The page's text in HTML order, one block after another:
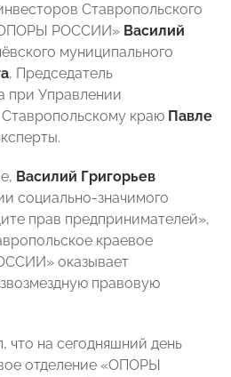
Ставропольского
РОССИИ» Василий
муниципального
, Председатель
при Управлении
краю Павле
Василий Григорьев
социально-значимого
прав предпринимателей»,
краевое
оказывает
правовую
что на сегодняшний день
отделение «ОПОРЫ